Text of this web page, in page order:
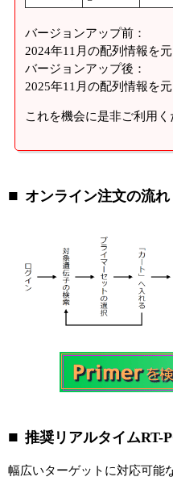
バージョンアップ前：
2024年11月の配列情報を
バージョンアップ後：
2025年11月の配列情報を
これを機会に是非ご利用く
オンライン注文の流れ
推奨リアルタイムRT-
幅広いターゲットに対応可能